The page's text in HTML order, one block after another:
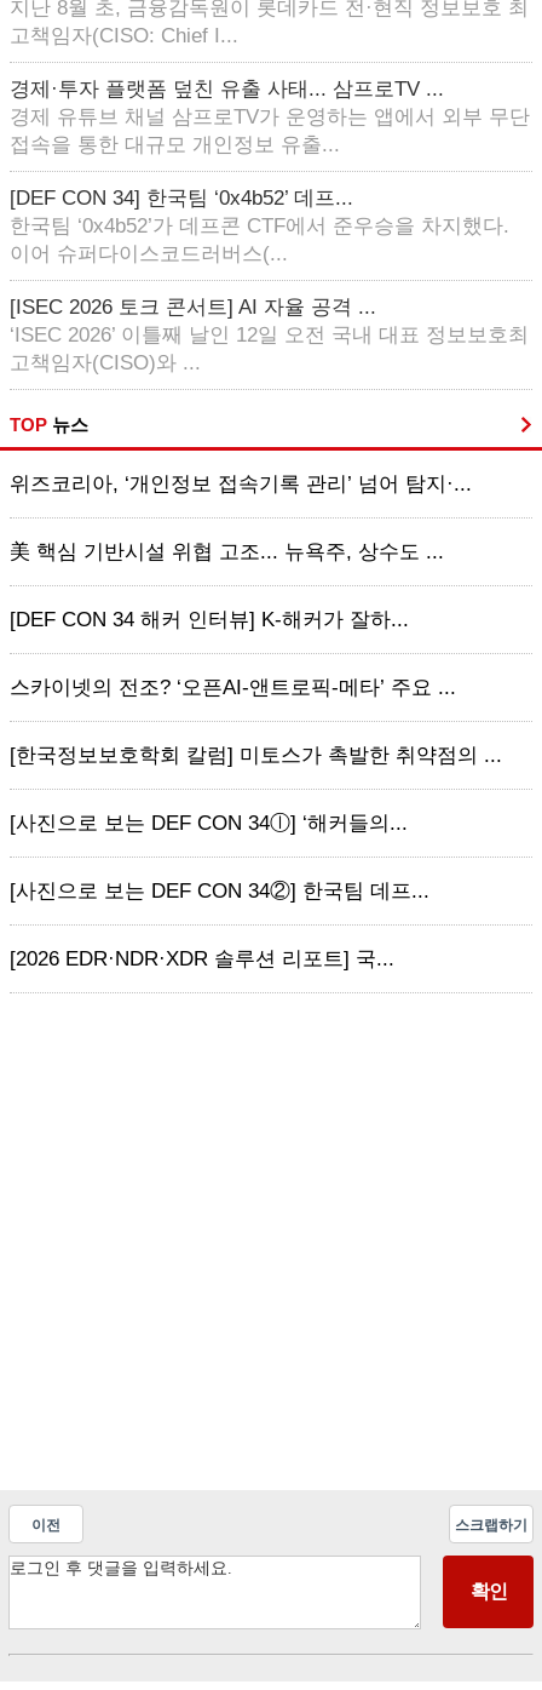
지난 8월 초, 금융감독원이 롯데카드 전·현직 정보보호 최
고책임자(CISO: Chief I...
경제·투자 플랫폼 덮친 유출 사태... 삼프로TV ...
경제 유튜브 채널 삼프로TV가 운영하는 앱에서 외부 무단
접속을 통한 대규모 개인정보 유출...
[DEF CON 34] 한국팀 ‘0x4b52’ 데프...
한국팀 ‘0x4b52’가 데프콘 CTF에서 준우승을 차지했다.
이어 슈퍼다이스코드러버스(...
[ISEC 2026 토크 콘서트] AI 자율 공격 ...
‘ISEC 2026’ 이틀째 날인 12일 오전 국내 대표 정보보호최
고책임자(CISO)와 ...
TOP 뉴스
위즈코리아, ‘개인정보 접속기록 관리’ 넘어 탐지·...
美 핵심 기반시설 위협 고조... 뉴욕주, 상수도 ...
[DEF CON 34 해커 인터뷰] K-해커가 잘하...
스카이넷의 전조? ‘오픈AI-앤트로픽-메타’ 주요 ...
[한국정보보호학회 칼럼] 미토스가 촉발한 취약점의 ...
[사진으로 보는 DEF CON 34ⓛ] ‘해커들의...
[사진으로 보는 DEF CON 34②] 한국팀 데프...
[2026 EDR·NDR·XDR 솔루션 리포트] 국...
이전 스크랩하기